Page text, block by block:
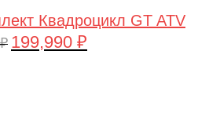
Квадроцикл GT ATV
₽ Первоначальная
199,990 ₽